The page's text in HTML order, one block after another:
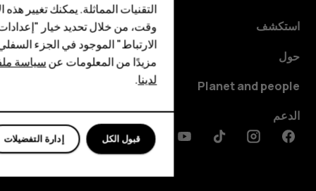
HMD Terra M
HMD DUB
HMD Watch
للأعمال
استكشف
حول
Planet and people
الدعم
Facebook
Instagram
Tiktok
Youtube
Linkedin
Discord
التقنيات المماثلة. يمكنك تغيير
وقت، من خلال تحديد خيار
الارتباط" الموجود في الجزء
مزيدًا من المعلومات عنسياسة
لدينا.
إدارة التفضيلات قبول الكل